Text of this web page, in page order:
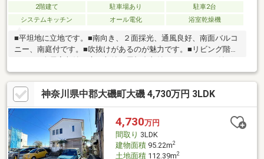
2階建て 駐車場あり
駐車2台
システムキッチン
オール電化 浴室乾燥機
■平坦地に立地です。■南向き、２面採光、通風良好、南面バルコ
ニー、南庭付です。■吹抜けがあるのが魅力です。■リビング階段
付でスッキリ暮らせます。■対面式キッチン、カウンターキッチ
ンで使いやすいです。■ＩＨクッキングヒーター付で便利です。■
浴室乾燥機、浴室に窓付でバスタイムを快適に過ごせます。■オ
ール電化で地球にやさしいエコ生活。■駐車２台可で安心快適な
カーライフ。■敷地内で家庭菜園も楽しめます。■照明器具付きで
す。資金計画、住宅ローン等についてもお気軽にご相談くださ
い。お問い合わせ、お待ちしております。
神奈川県中郡大磯町大磯 4,730万円 3LDK
4,730万円
間取り 3LDK
建物面積95.22m2
土地面積112.39m2